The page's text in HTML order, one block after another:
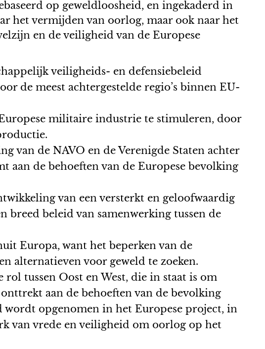
op geweldloosheid, en ingekaderd in
het vermijden van oorlog, maar ook naar het
en de veiligheid van de Europese
veiligheids- en defensiebeleid
de meest achtergestelde regio’s binnen EU-
militaire industrie te stimuleren, door
van de NAVO en de Verenigde Staten achter
aan de behoeften van de Europese bevolking
van een versterkt en geloofwaardig
breed beleid van samenwerking tussen de
Europa, want het beperken van de
alternatieven voor geweld te zoeken.
tussen Oost en West, die in staat is om
aan de behoeften van de bevolking
wordt opgenomen in het Europese project, in
van vrede en veiligheid om oorlog op het